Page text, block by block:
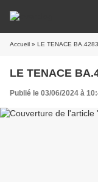
Accueil » LE TENACE
LE TENACE
Publié le 03/06/2024 à